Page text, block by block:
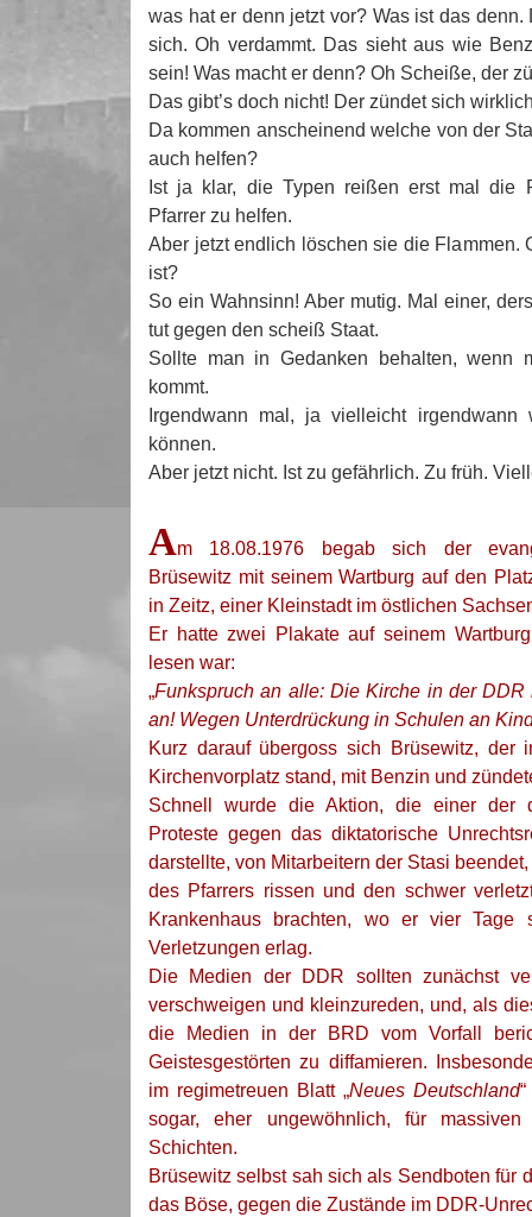
was hat er denn jetzt vor? Was ist das
sich. Oh verdammt. Das sieht aus wie
sein! Was macht er denn? Oh Scheiße, der
Das gibt’s doch nicht! Der zündet sich
Da kommen anscheinend welche von der
auch helfen?
Ist ja klar, die Typen reißen erst mal die
Pfarrer zu helfen.
Aber jetzt endlich löschen sie die Flammen.
ist?
So ein Wahnsinn! Aber mutig. Mal einer,
tut gegen den scheiß Staat.
Sollte man in Gedanken behalten, wenn
kommt.
Irgendwann mal, ja vielleicht irgendwann
können.
Aber jetzt nicht. Ist zu gefährlich. Zu früh.
Am 18.08.1976 begab sich der
Brüsewitz mit seinem Wartburg auf den
in Zeitz, einer Kleinstadt im östlichen
Er hatte zwei Plakate auf seinem
lesen war:
„Funkspruch an alle: Die Kirche in der DDR
an! Wegen Unterdrückung in Schulen an
Kurz darauf übergoss sich Brüsewitz, der
Kirchenvorplatz stand, mit Benzin und
Schnell wurde die Aktion, die einer der
Proteste gegen das diktatorische
darstellte, von Mitarbeitern der Stasi
des Pfarrers rissen und den schwer
Krankenhaus brachten, wo er vier Tage
Verletzungen erlag.
Die Medien der DDR sollten zunächst
verschweigen und kleinzureden, und, als
die Medien in der BRD vom Vorfall
Geistesgestörten zu diffamieren.
im regimetreuen Blatt „Neues Deutschland
sogar, eher ungewöhnlich, für
Schichten.
Brüsewitz selbst sah sich als Sendboten für
das Böse, gegen die Zustände im DDR-